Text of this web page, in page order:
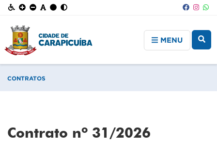
MENU
CONTRATOS
Contrato nº 31/2026